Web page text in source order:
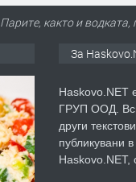
Парите, както и
За
ГРУП ООД.
други
публикувани
Haskovo.NET,